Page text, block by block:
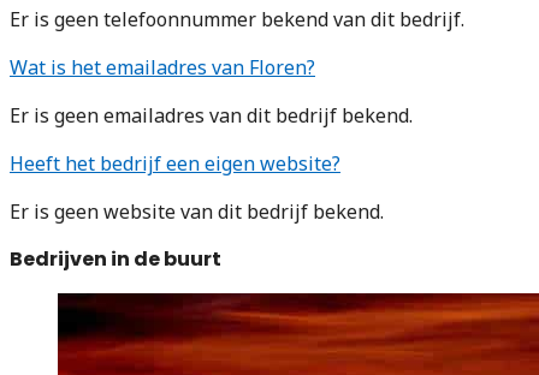
Er is geen telefoonnummer bekend van dit bedrijf.
Wat is het emailadres van Floren?
Er is geen emailadres van dit bedrijf bekend.
Heeft het bedrijf een eigen website?
Er is geen website van dit bedrijf bekend.
Bedrijven in de buurt